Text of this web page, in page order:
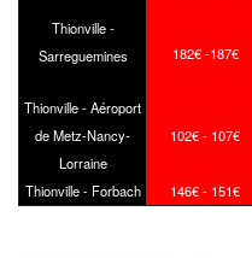
Thionville -
Sarreguemines
182€ -187€
Thionville - Aéroport
de Metz-Nancy-
Lorraine
102€ - 107€
Thionville - Forbach 146€ - 151€